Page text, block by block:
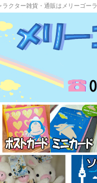
クター雑貨・通販はメリーゴー